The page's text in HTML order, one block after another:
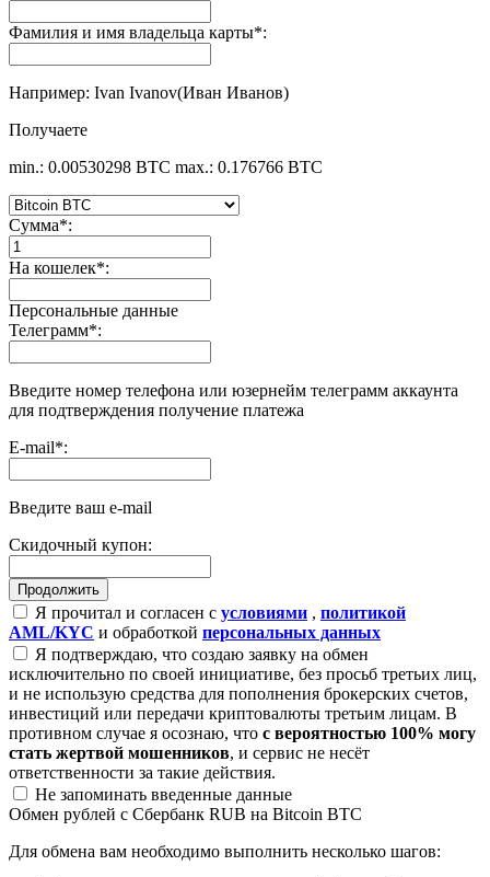
Фамилия и имя владельца карты*:
Например: Ivan Ivanov(Иван Иванов)
Получаете
min.: 0.00530298 BTC max.: 0.176766 BTC
Сумма*:
На кошелек*:
Персональные данные
Телеграмм*:
Введите номер телефона или юзернейм телеграмм аккаунта
для подтверждения получение платежа
E-mail*:
Введите ваш e-mail
Скидочный купон:
Я прочитал и согласен с условиями , политикой
AML/KYC и обработкой персональных данных
Я подтверждаю, что создаю заявку на обмен
исключительно по своей инициативе, без просьб третьих лиц,
и не использую средства для пополнения брокерских счетов,
инвестиций или передачи криптовалюты третьим лицам. В
противном случае я осознаю, что с вероятностью 100% могу
стать жертвой мошенников, и сервис не несёт
ответственности за такие действия.
Не запоминать введенные данные
Обмен рублей с Сбербанк RUB на Bitcoin BTC
Для обмена вам необходимо выполнить несколько шагов: